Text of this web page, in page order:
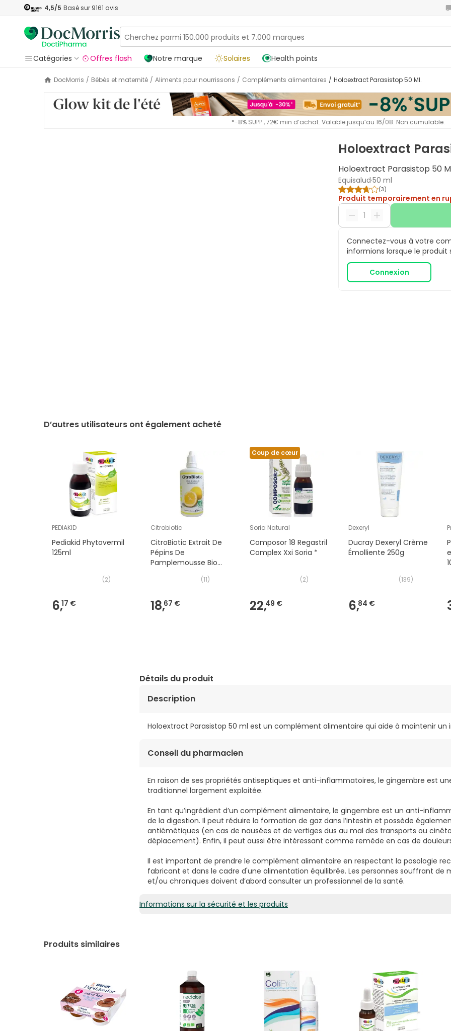
4,5/5 Basé sur 9161 avis
Catégories
Offres flash Notre marque Solaires Health points
DocMorris / Bébés et maternité / Aliments pour nourrissons / Compléments alimentaires / Holoextract Parasistop 50 Ml.
*-8% SUPP., 72€ min d’achat. Valable jusqu’au 16/08. Non cumulable.
Holoextract
Holoextract Parasistop 50
Equisalud·50 ml
(3)
Produit temporairement en
Connectez-vous à votre
informions lorsque le produit
Connexion
D’autres utilisateurs ont également acheté
PEDIAKID
Pediakid Phytovermil
125ml
(2)
6,17 €
Citrobiotic
CitroBiotic Extrait De
Pépins De
Pamplemousse Bio
(11)
18,67 €
Coup de cœur
Soria Natural
Composor 18 Regastril
Complex Xxi Soria *
(2)
22,49 €
Dexeryl
Ducray Dexeryl Crème
Émolliente 250g
(139)
6,84 €
Détails du produit
Description
Holoextract Parasistop 50 ml est un complément alimentaire qui aide à maintenir un
Conseil du pharmacien
En raison de ses propriétés antiseptiques et anti-inflammatoires, le gingembre est
traditionnel largement exploitée.
En tant qu’ingrédient d’un complément alimentaire, le gingembre est un anti-
de la digestion. Il peut réduire la formation de gaz dans l’intestin et possède
antiémétiques (en cas de nausées et de vertiges dus au mal des transports ou
déplacement). Enfin, il peut aussi être intéressant comme remède en cas de
Il est important de prendre le complément alimentaire en respectant la posologie
fabricant et dans le cadre d'une alimentation équilibrée. Les personnes souffrant de
et/ou chroniques doivent d’abord consulter un professionnel de la santé.
Informations sur la sécurité et les produits
Produits similaires